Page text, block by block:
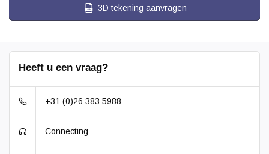
3D tekening aanvragen
Heeft u een vraag?
+31 (0)26 383 5988
Connecting